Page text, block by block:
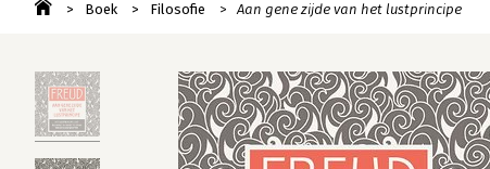
Boek Filosofie Aan gene zijde van het lustprincipe